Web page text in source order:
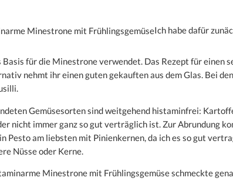
Ich habe dafür
Basis für die Minestrone verwendet. Das Rezept für einen
nehmt ihr einen guten gekauften aus dem Glas. Bei
Gemüsesorten sind weitgehend histaminfrei:
nicht immer ganz so gut verträglich ist. Zur Abrundung
Pesto am liebsten mit Pinienkernen, da ich es so gut
Nüsse oder Kerne.
Minestrone mit Frühlingsgemüse schmeckte